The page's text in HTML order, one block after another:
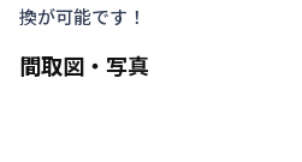
換が可能です！
間取図・写真